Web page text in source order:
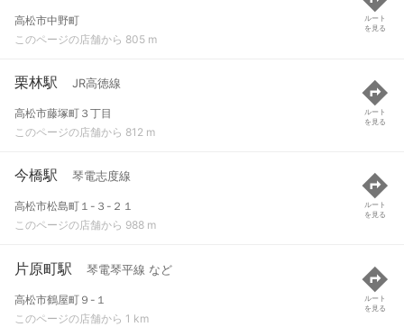
高松市中野町
このページの店舗から 805 m
ルート
を見る
栗林駅 JR高徳線
高松市藤塚町３丁目
このページの店舗から 812 m
ルート
を見る
今橋駅 琴電志度線
高松市松島町１-３-２１
このページの店舗から 988 m
ルート
を見る
片原町駅 琴電琴平線 など
高松市鶴屋町９-１
このページの店舗から 1 km
ルート
を見る